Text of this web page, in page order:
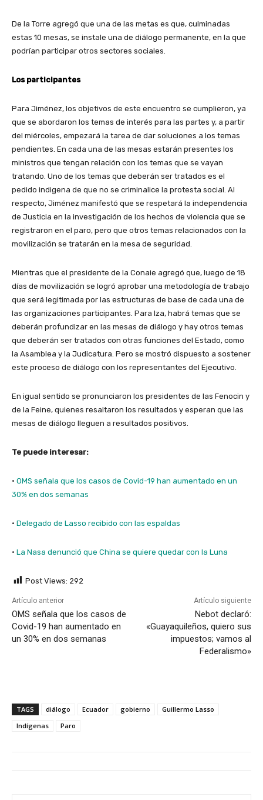
De la Torre agregó que una de las metas es que, culminadas
estas 10 mesas, se instale una de diálogo permanente, en la que
podrían participar otros sectores sociales.
Los participantes
Para Jiménez, los objetivos de este encuentro se cumplieron, ya
que se abordaron los temas de interés para las partes y, a partir
del miércoles, empezará la tarea de dar soluciones a los temas
pendientes. En cada una de las mesas estarán presentes los
ministros que tengan relación con los temas que se vayan
tratando. Uno de los temas que deberán ser tratados es el
pedido indigena de que no se criminalice la protesta social. Al
respecto, Jiménez manifestó que se respetará la independencia
de Justicia en la investigación de los hechos de violencia que se
registraron en el paro, pero que otros temas relacionados con la
movilización se tratarán en la mesa de seguridad.
Mientras que el presidente de la Conaie agregó que, luego de 18
días de movilización se logró aprobar una metodología de trabajo
que será legitimada por las estructuras de base de cada una de
las organizaciones participantes. Para Iza, habrá temas que se
deberán profundizar en las mesas de diálogo y hay otros temas
que deberán ser tratados con otras funciones del Estado, como
la Asamblea y la Judicatura. Pero se mostró dispuesto a sostener
este proceso de diálogo con los representantes del Ejecutivo.
En igual sentido se pronunciaron los presidentes de las Fenocin y
de la Feine, quienes resaltaron los resultados y esperan que las
mesas de diálogo lleguen a resultados positivos.
Te puede interesar:
· OMS señala que los casos de Covid-19 han aumentado en un
30% en dos semanas
· Delegado de Lasso recibido con las espaldas
· La Nasa denunció que China se quiere quedar con la Luna
Post Views: 292
Artículo anterior
OMS señala que los casos de
Covid-19 han aumentado en
un 30% en dos semanas
Artículo siguiente
Nebot declaró:
«Guayaquileños, quiero sus
impuestos; vamos al
Federalismo»
TAGS diálogo Ecuador gobierno
Guillermo Lasso
Indígenas
Paro